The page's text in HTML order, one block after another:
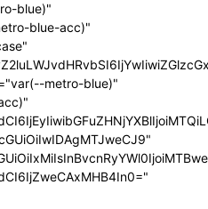
blue)"
blue-acc)"
metro-blue)"